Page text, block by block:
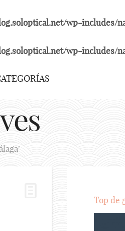
wp-includes/
wp-includes/
Top de